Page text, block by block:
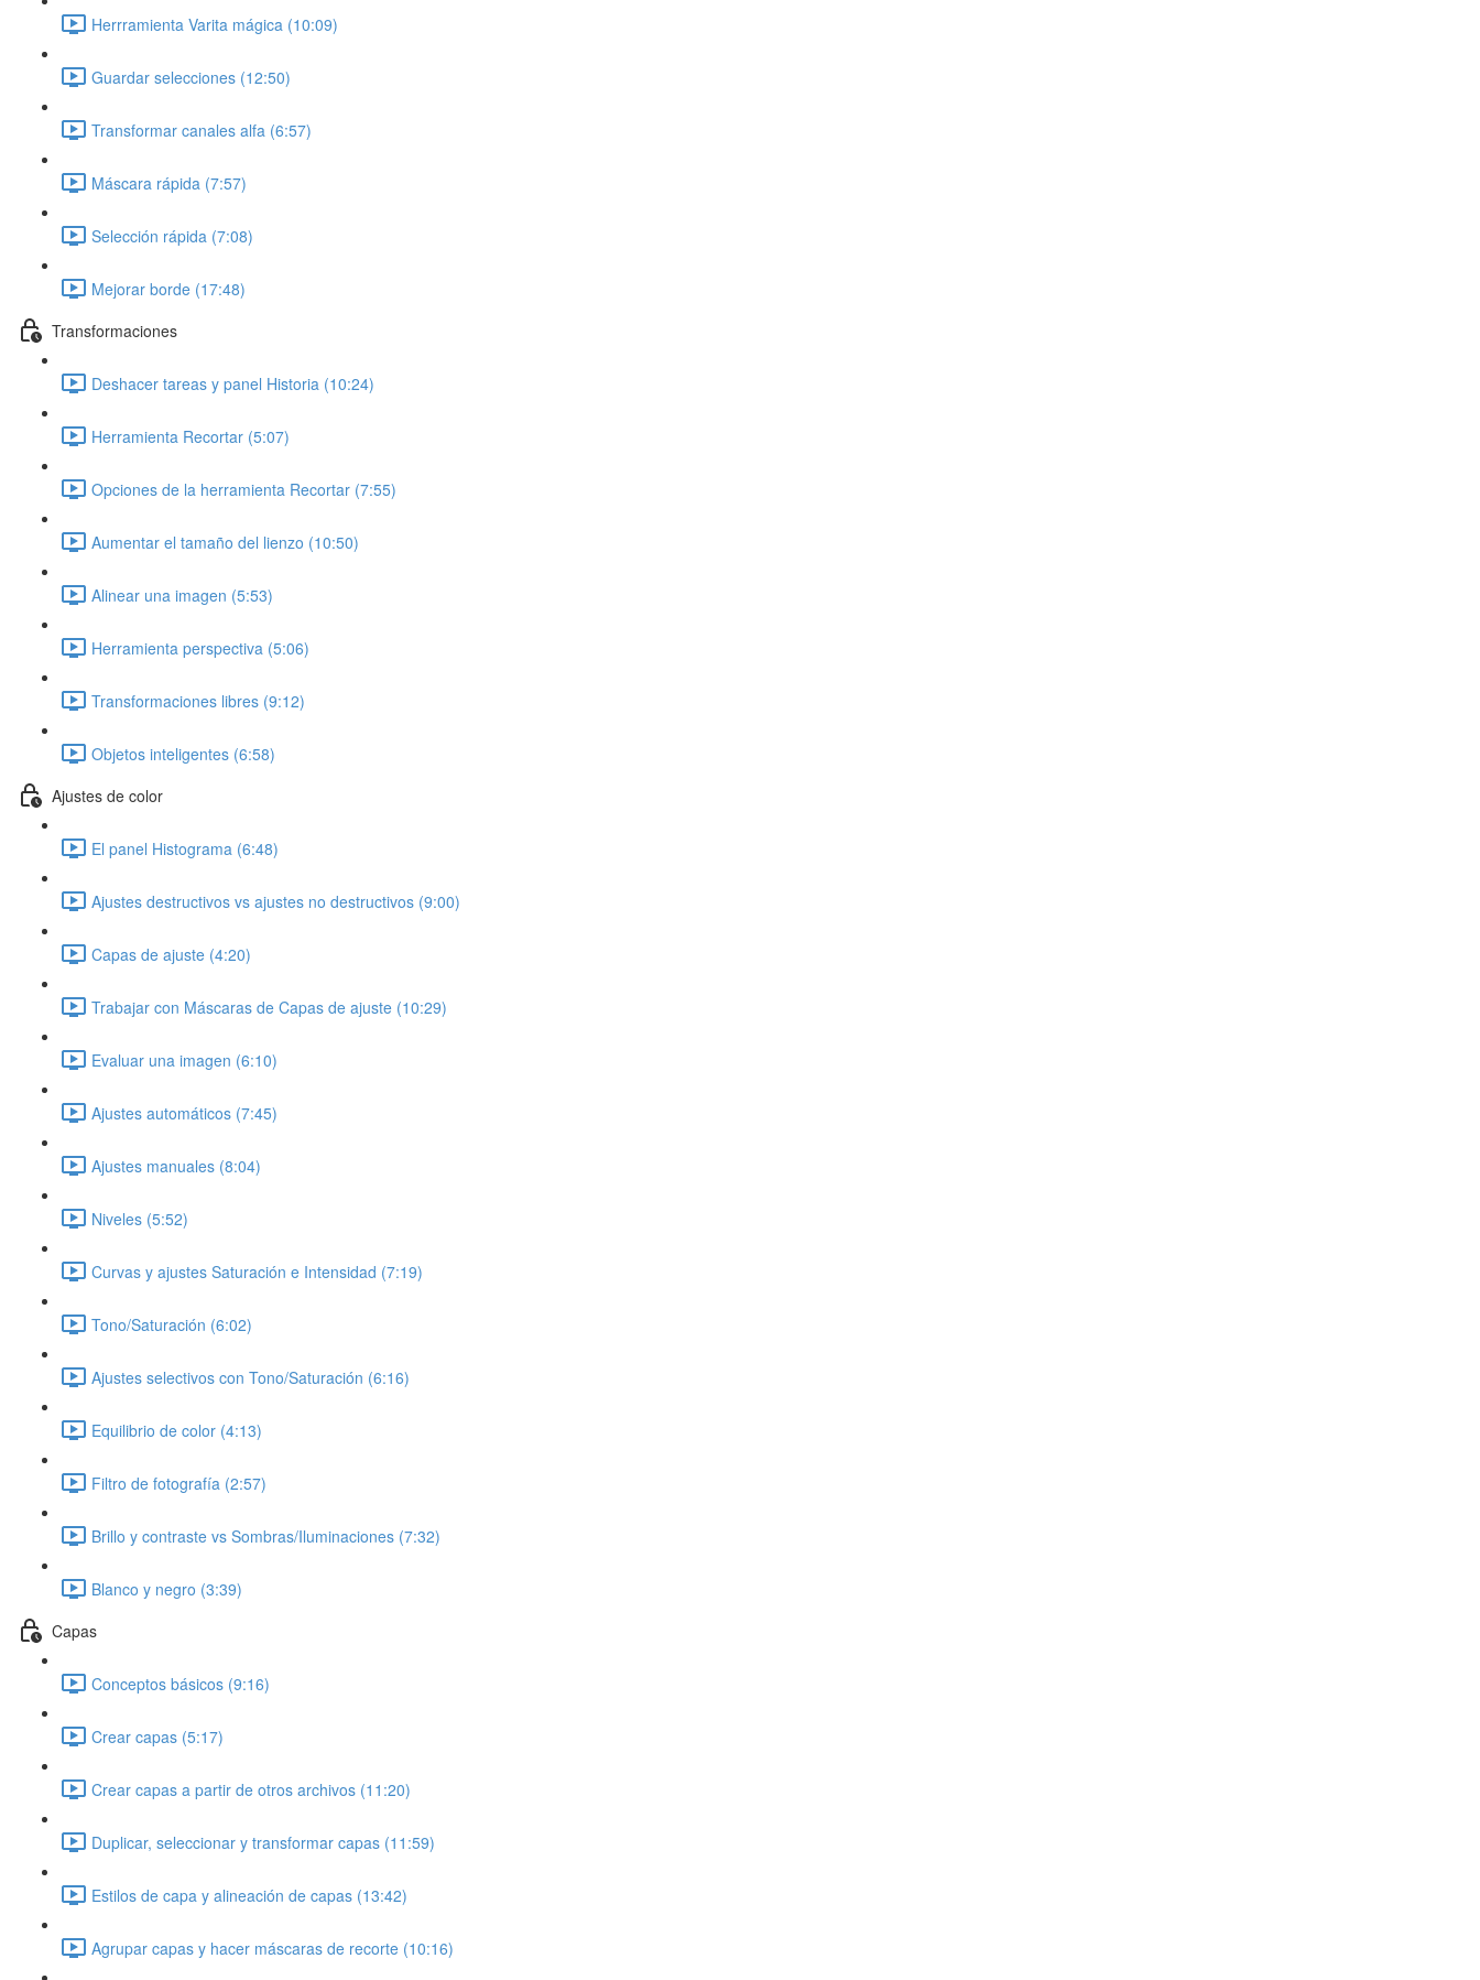
Herrramienta Varita mágica (10:09)
Guardar selecciones (12:50)
Transformar canales alfa (6:57)
Máscara rápida (7:57)
Selección rápida (7:08)
Mejorar borde (17:48)
Transformaciones
Deshacer tareas y panel Historia (10:24)
Herramienta Recortar (5:07)
Opciones de la herramienta Recortar (7:55)
Aumentar el tamaño del lienzo (10:50)
Alinear una imagen (5:53)
Herramienta perspectiva (5:06)
Transformaciones libres (9:12)
Objetos inteligentes (6:58)
Ajustes de color
El panel Histograma (6:48)
Ajustes destructivos vs ajustes no destructivos (9:00)
Capas de ajuste (4:20)
Trabajar con Máscaras de Capas de ajuste (10:29)
Evaluar una imagen (6:10)
Ajustes automáticos (7:45)
Ajustes manuales (8:04)
Niveles (5:52)
Curvas y ajustes Saturación e Intensidad (7:19)
Tono/Saturación (6:02)
Ajustes selectivos con Tono/Saturación (6:16)
Equilibrio de color (4:13)
Filtro de fotografía (2:57)
Brillo y contraste vs Sombras/Iluminaciones (7:32)
Blanco y negro (3:39)
Capas
Conceptos básicos (9:16)
Crear capas (5:17)
Crear capas a partir de otros archivos (11:20)
Duplicar, seleccionar y transformar capas (11:59)
Estilos de capa y alineación de capas (13:42)
Agrupar capas y hacer máscaras de recorte (10:16)